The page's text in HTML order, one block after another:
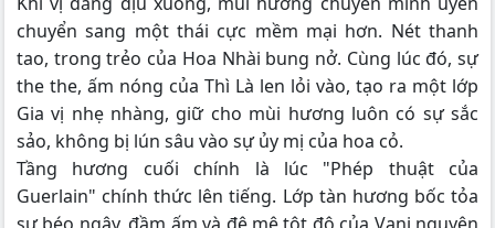
chuyển sang một thái cực mềm mại hơn. Nét thanh
tao, trong trẻo của Hoa Nhài bung nở. Cùng lúc đó, sự
the the, ấm nóng của Thì Là len lỏi vào, tạo ra một lớp
Gia vị nhẹ nhàng, giữ cho mùi hương luôn có sự sắc
sảo, không bị lún sâu vào sự ủy mị của hoa cỏ.
Tầng hương cuối chính là lúc "Phép thuật của
Guerlain" chính thức lên tiếng. Lớp tàn hương bốc tỏa